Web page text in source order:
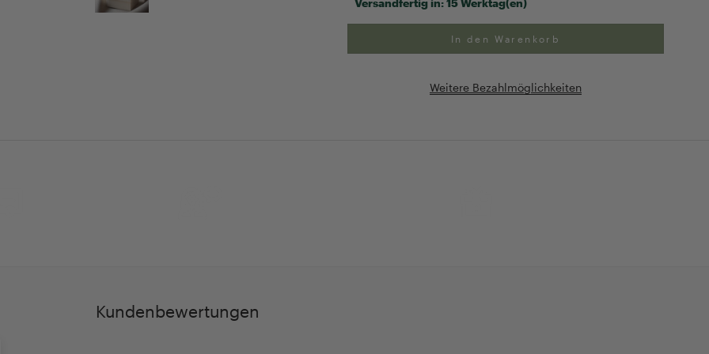
In den Warenkorb
Weitere Bezahlmöglichkeiten
Kundenbewertungen